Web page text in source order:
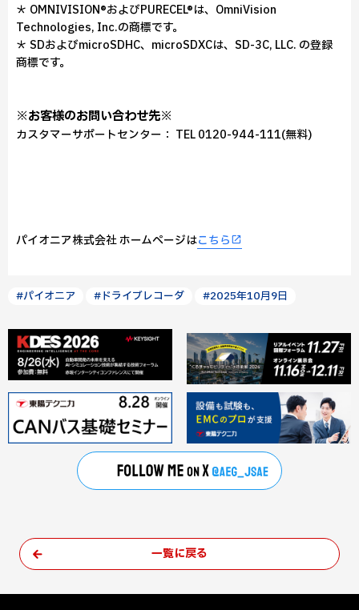
＊ OMNIVISION®およびPURECEL®は、OmniVision
Technologies, Inc.の商標です。
＊ SDおよびmicroSDHC、microSDXCは、SD-3C, LLC. の登録
商標です。
※お客様のお問い合わせ先※
カスタマーサポートセンター： TEL 0120-944-111(無料)
パイオニア株式会社 ホームページはこちら
#パイオニア #ドライブレコーダ #2025年10月9日
一覧に戻る